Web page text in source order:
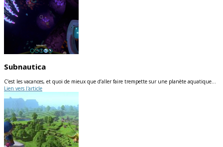
Subnautica
C’est les vacances, et quoi de mieux que d’aller faire trempette sur une planète aquatique…
Lien vers l'article